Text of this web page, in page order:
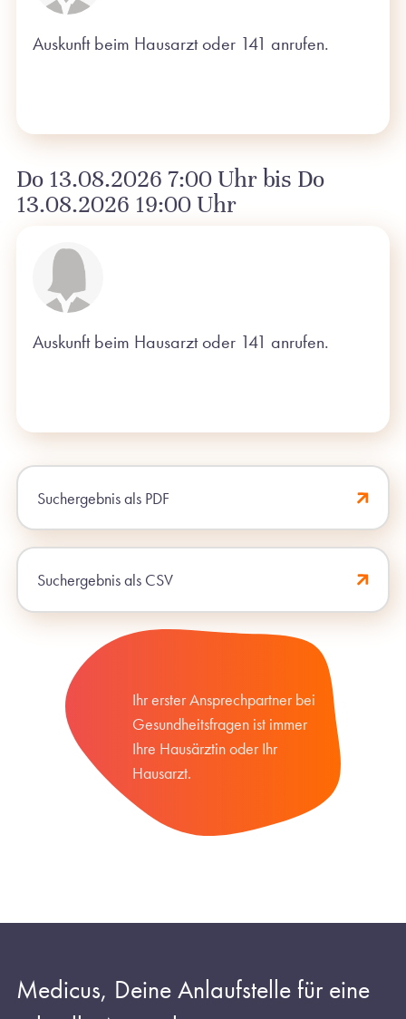
Auskunft beim Hausarzt oder 141 anrufen.
Do 13.08.2026 7:00 Uhr bis Do
13.08.2026 19:00 Uhr
Auskunft beim Hausarzt oder 141 anrufen.
Suchergebnis als PDF
Suchergebnis als CSV
Ihr erster Ansprechpartner bei
Gesundheitsfragen ist immer
Ihre Hausärztin oder Ihr
Hausarzt.
Medicus, Deine Anlaufstelle für eine